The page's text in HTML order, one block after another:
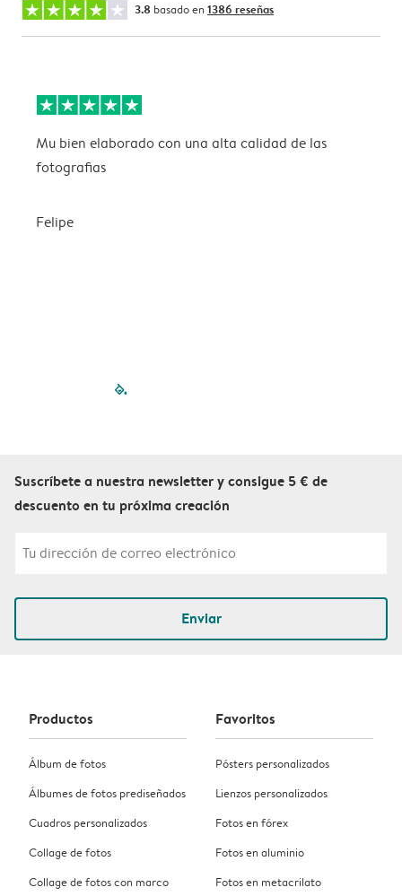
3.8 basado en 1386 reseñas
Mu bien elaborado con una alta calidad de las
fotografias
Felipe
filled-pagination
Suscríbete a nuestra newsletter y consigue 5 € de
descuento en tu próxima creación
Enviar
Productos
Álbum de fotos
Álbumes de fotos prediseñados
Cuadros personalizados
Collage de fotos
Collage de fotos con marco
Favoritos
Pósters personalizados
Lienzos personalizados
Fotos en fórex
Fotos en aluminio
Fotos en metacrilato